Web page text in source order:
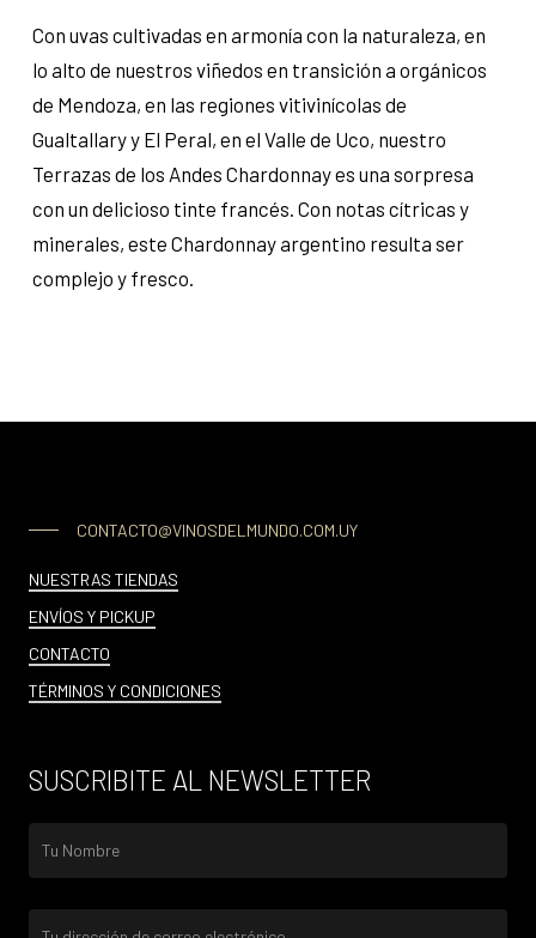
Con uvas cultivadas en armonía con la naturaleza, en
lo alto de nuestros viñedos en transición a orgánicos
de Mendoza, en las regiones vitivinícolas de
Gualtallary y El Peral, en el Valle de Uco, nuestro
Terrazas de los Andes Chardonnay es una sorpresa
con un delicioso tinte francés. Con notas cítricas y
minerales, este Chardonnay argentino resulta ser
complejo y fresco.
CONTACTO@VINOSDELMUNDO.COM.UY
NUESTRAS TIENDAS
ENVÍOS Y PICKUP
CONTACTO
TÉRMINOS Y CONDICIONES
SUSCRIBITE AL NEWSLETTER